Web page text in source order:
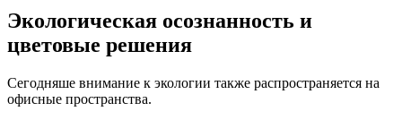
Экологическая осознанность и
цветовые решения
Сегодняше внимание к экологии также распространяется на
офисные пространства.